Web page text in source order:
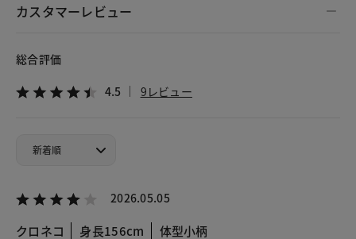
カスタマーレビュー
総合評価
4.5 9レビュー
2026.05.05
クロネコ 身長156cm 体型小柄